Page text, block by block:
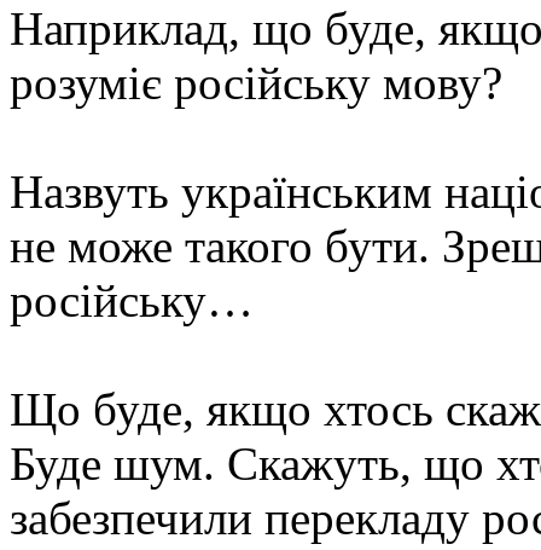
Наприклад, що буде,
розуміє російську мову?
Назвуть українським
не може такого бути.
російську…
Що буде, якщо хтось
Буде шум. Скажуть, що
забезпечили перекладу